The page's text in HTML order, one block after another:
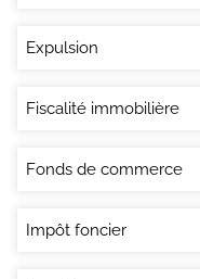
Expulsion
Fiscalité immobilière
Fonds de commerce
Impôt foncier